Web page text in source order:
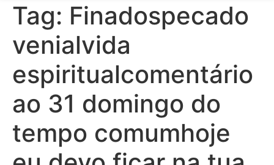
Tag: Finadospecado
venialvida
espiritualcomentário
ao 31 domingo do
tempo comumhoje